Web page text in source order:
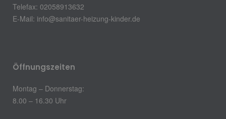
Telefax: 02058913632
E-Mail: info@sanitaer-heizung-kinder.de
Öffnungszeiten
Montag – Donnerstag:
8.00 – 16.30 Uhr